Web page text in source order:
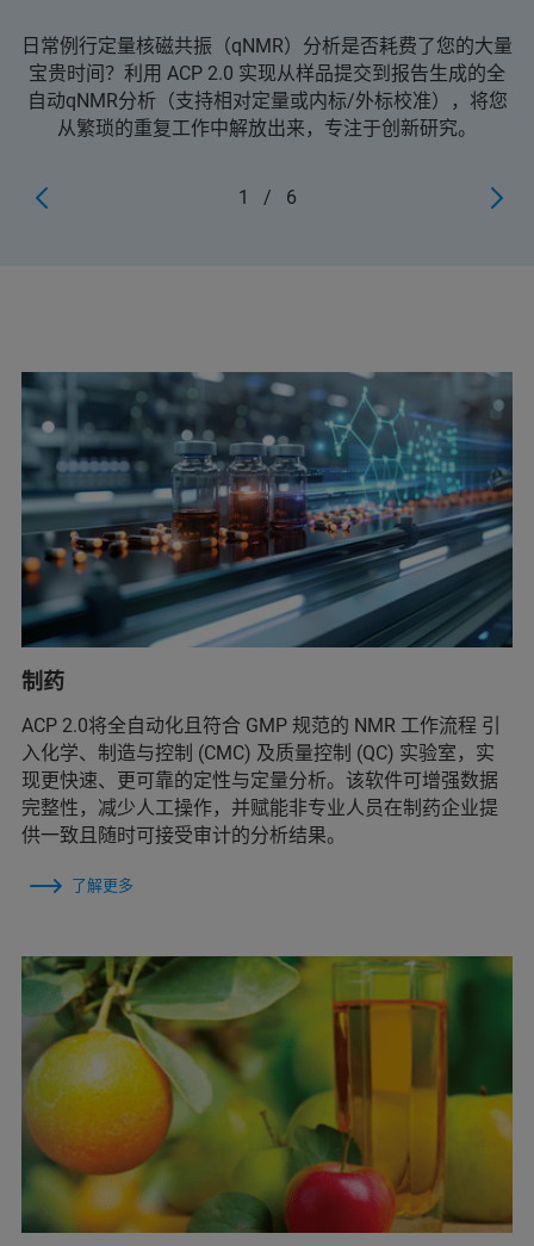
日常例行定量核磁共振（qNMR）分析是否耗费了您的大量
宝贵时间？利用 ACP 2.0 实现从样品提交到报告生成的全
自动qNMR分析（支持相对定量或内标/外标校准），将您
从繁琐的重复工作中解放出来，专注于创新研究。
1 / 6
制药
ACP 2.0将全自动化且符合 GMP 规范的 NMR 工作流程 引
入化学、制造与控制 (CMC) 及质量控制 (QC) 实验室，实
现更快速、更可靠的定性与定量分析。该软件可增强数据
完整性，减少人工操作，并赋能非专业人员在制药企业提
供一致且随时可接受审计的分析结果。
了解更多